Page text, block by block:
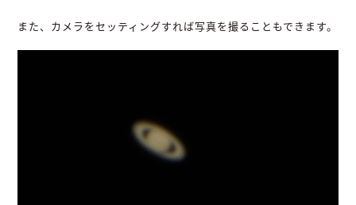
また、カメラをセッティングすれば写真を撮ることもできます。